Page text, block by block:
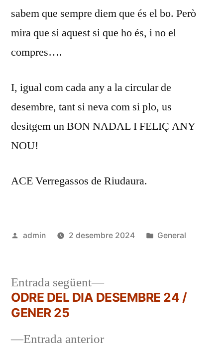
sabem que sempre diem que és el bo. Però
mira que si aquest si que ho és, i no el
compres….
I, igual com cada any a la circular de
desembre, tant si neva com si plo, us
desitgem un BON NADAL I FELIÇ ANY
NOU!
ACE Verregassos de Riudaura.
Publicat
admin 2 desembre 2024
Publicat
General
Navegació
d'entrades
Entrada anteriorEntrada
Entrada següent
Entrada
següent:
ODRE DEL DIA DESEMBRE 24 /
GENER 25